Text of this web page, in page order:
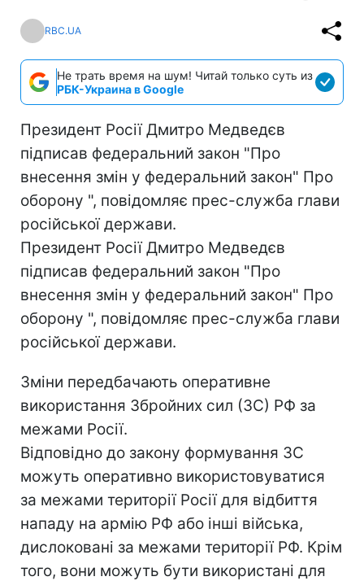
RBC.UA
Не трать время на шум! Читай только суть из
РБК-Украина в Google
Президент Росії Дмитро Медведєв
підписав федеральний закон "Про
внесення змін у федеральний закон" Про
оборону ", повідомляє прес-служба глави
російської держави.
Президент Росії Дмитро Медведєв
підписав федеральний закон "Про
внесення змін у федеральний закон" Про
оборону ", повідомляє прес-служба глави
російської держави.
Зміни передбачають оперативне
використання Збройних сил (ЗС) РФ за
межами Росії.
Відповідно до закону формування ЗС
можуть оперативно використовуватися
за межами території Росії для відбиття
нападу на армію РФ або інші війська,
дислоковані за межами території РФ. Крім
того, вони можуть бути використані для